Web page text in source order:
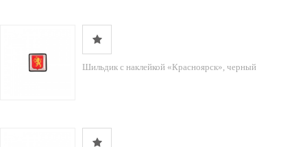
Шильдик с наклейкой «Красноярск», черный